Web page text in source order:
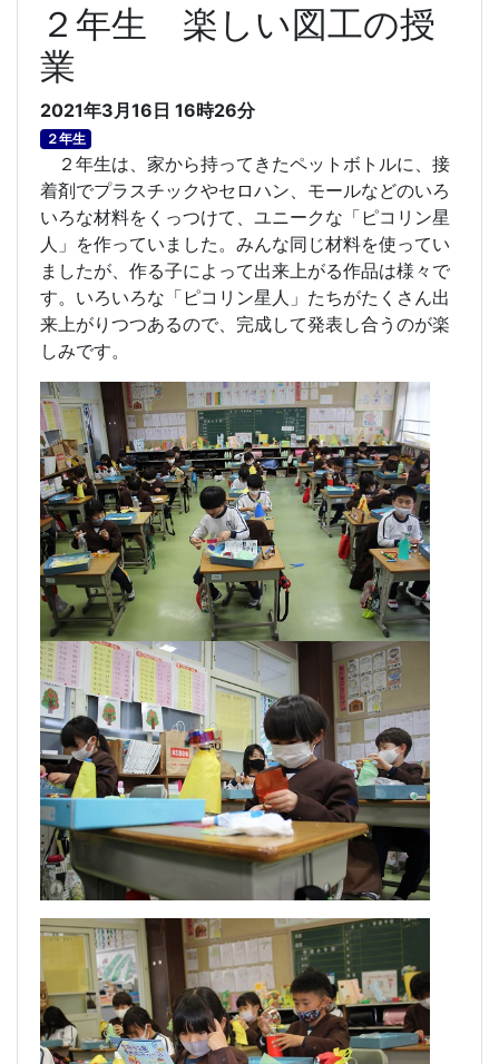
２年生 楽しい図工の授
業
2021年3月16日 16時26分
２年生
２年生は、家から持ってきたペットボトルに、接
着剤でプラスチックやセロハン、モールなどのいろ
いろな材料をくっつけて、ユニークな「ピコリン星
人」を作っていました。みんな同じ材料を使ってい
ましたが、作る子によって出来上がる作品は様々で
す。いろいろな「ピコリン星人」たちがたくさん出
来上がりつつあるので、完成して発表し合うのが楽
しみです。